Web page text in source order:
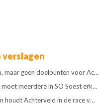
verslagen
maar geen doelpunten voor Ac…
meerdere in SO Soest erk…
houdt Achterveld in de race v…